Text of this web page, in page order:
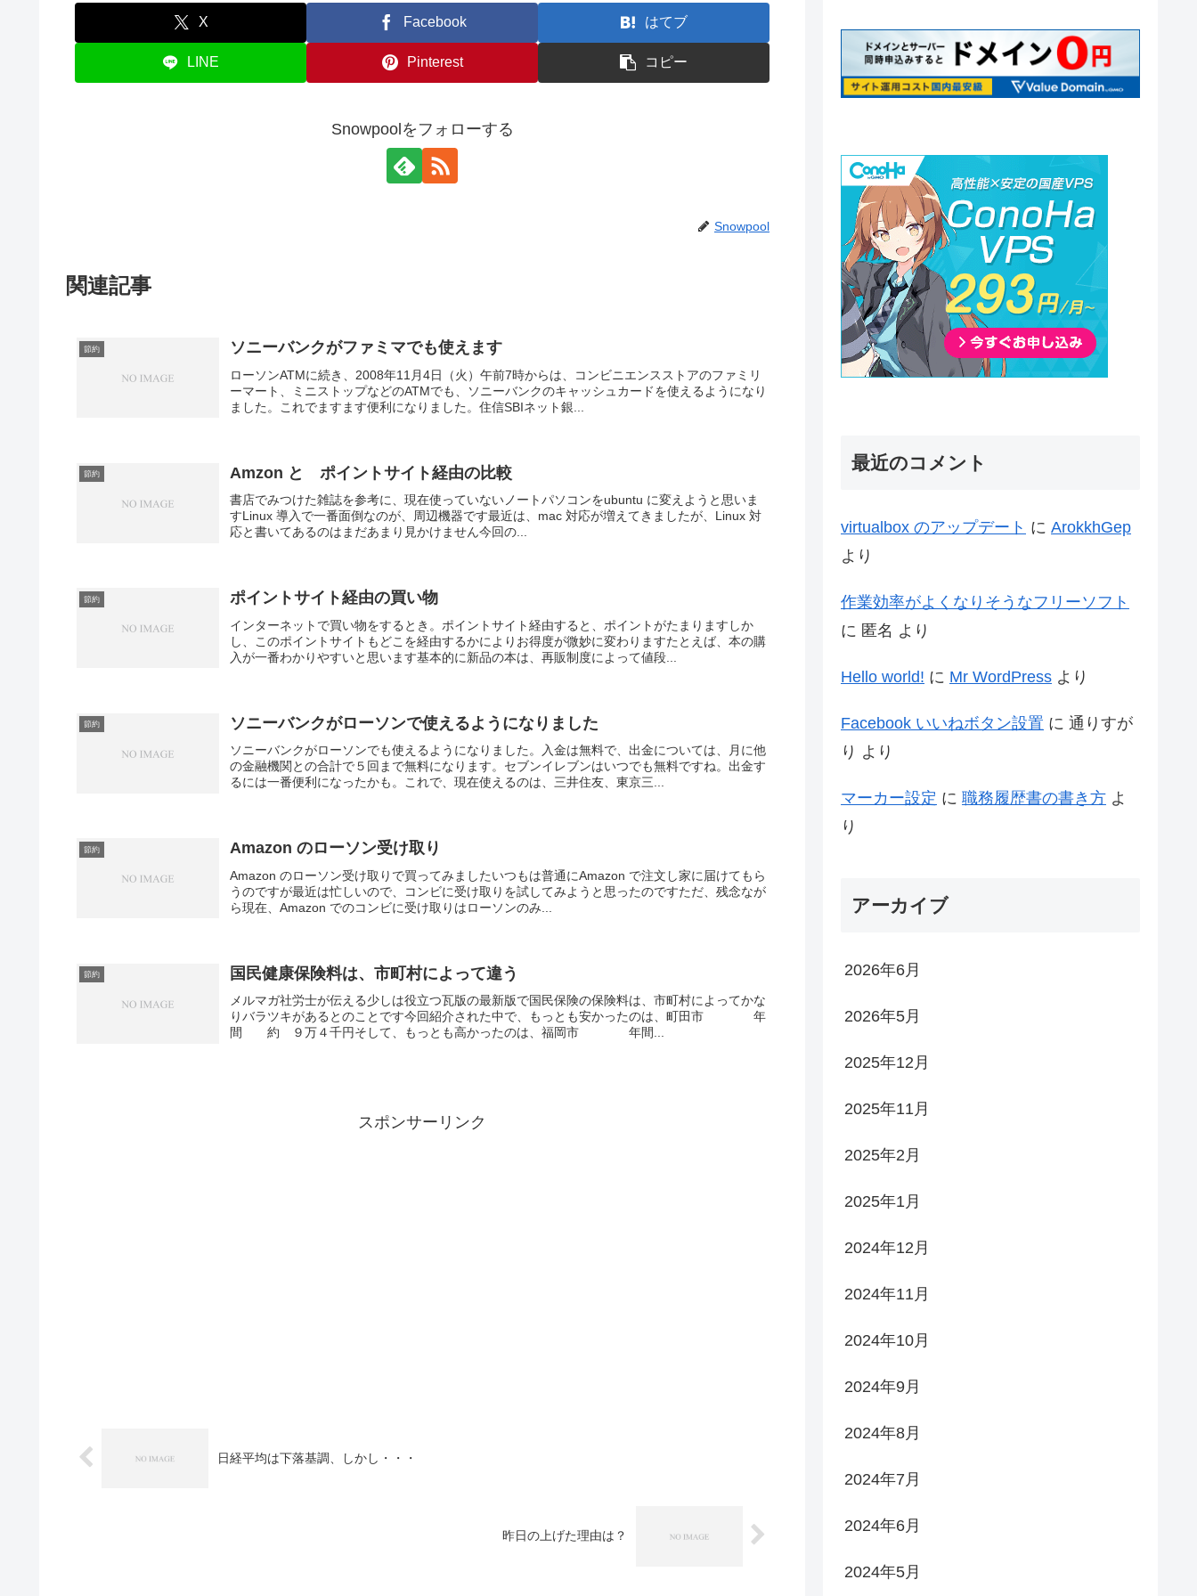
X Facebook はてブ
LINE Pinterest コピー
Snowpoolをフォローする
Snowpool
関連記事
節約 ソニーバンクがファミマでも使えます
ローソンATMに続き、2008年11月4日（火）午前7時からは、コンビニエンスストアのファミリ
ーマート、ミニストップなどのATMでも、ソニーバンクのキャッシュカードを使えるようになり
ました。これでますます便利になりました。住信SBIネット銀...
節約 Amzon と ポイントサイト経由の比較
書店でみつけた雑誌を参考に、現在使っていないノートパソコンをubuntu に変えようと思いま
すLinux 導入で一番面倒なのが、周辺機器です最近は、mac 対応が増えてきましたが、Linux 対
応と書いてあるのはまだあまり見かけません今回の...
節約 ポイントサイト経由の買い物
インターネットで買い物をするとき。ポイントサイト経由すると、ポイントがたまりますしか
し、このポイントサイトもどこを経由するかによりお得度が微妙に変わりますたとえば、本の購
入が一番わかりやすいと思います基本的に新品の本は、再販制度によって値段...
節約 ソニーバンクがローソンで使えるようになりました
ソニーバンクがローソンでも使えるようになりました。入金は無料で、出金については、月に他
の金融機関との合計で５回まで無料になります。セブンイレブンはいつでも無料ですね。出金す
るには一番便利になったかも。これで、現在使えるのは、三井住友、東京三...
節約 Amazon のローソン受け取り
Amazon のローソン受け取りで買ってみましたいつもは普通にAmazon で注文し家に届けてもら
うのですが最近は忙しいので、コンビに受け取りを試してみようと思ったのですただ、残念なが
ら現在、Amazon でのコンビに受け取りはローソンのみ...
節約 国民健康保険料は、市町村によって違う
メルマガ社労士が伝える少しは役立つ瓦版の最新版で国民保険の保険料は、市町村によってかな
りバラツキがあるとのことです今回紹介された中で、もっとも安かったのは、町田市 年
間 約 ９万４千円そして、もっとも高かったのは、福岡市 年間...
スポンサーリンク
日経平均は下落基調、しかし・・・
昨日の上げた理由は？
最近のコメント
virtualbox のアップデート に ArokkhGep
より
作業効率がよくなりそうなフリーソフト
に 匿名 より
Hello world! に Mr WordPress より
Facebook いいねボタン設置 に 通りすが
り より
マーカー設定 に 職務履歴書の書き方 よ
り
アーカイブ
2026年6月
2026年5月
2025年12月
2025年11月
2025年2月
2025年1月
2024年12月
2024年11月
2024年10月
2024年9月
2024年8月
2024年7月
2024年6月
2024年5月